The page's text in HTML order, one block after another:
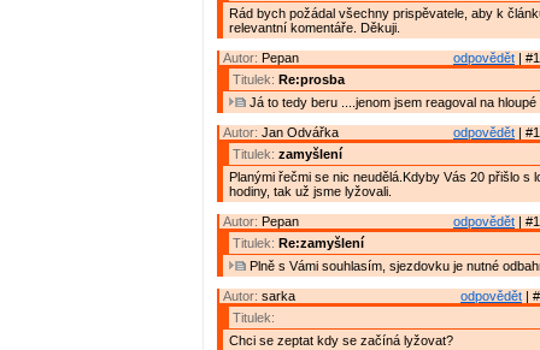
Rád bych požádal všechny prispěvatele, aby k
relevantní komentáře. Děkuji.
odpovědět |
Autor: Pepan
Titulek: Re:prosba
Já to tedy beru ....jenom jsem reagoval na hloupé
odpovědět |
Autor: Jan Odvářka
Titulek: zamyšlení
Planými řečmi se nic neudělá.Kdyby Vás 20 přišlo s
hodiny, tak už jsme lyžovali.
odpovědět |
Autor: Pepan
Titulek: Re:zamyšlení
Plně s Vámi souhlasím, sjezdovku je nutné
odpovědět |
Autor: sarka
Titulek:
Chci se zeptat kdy se začíná lyžovat?